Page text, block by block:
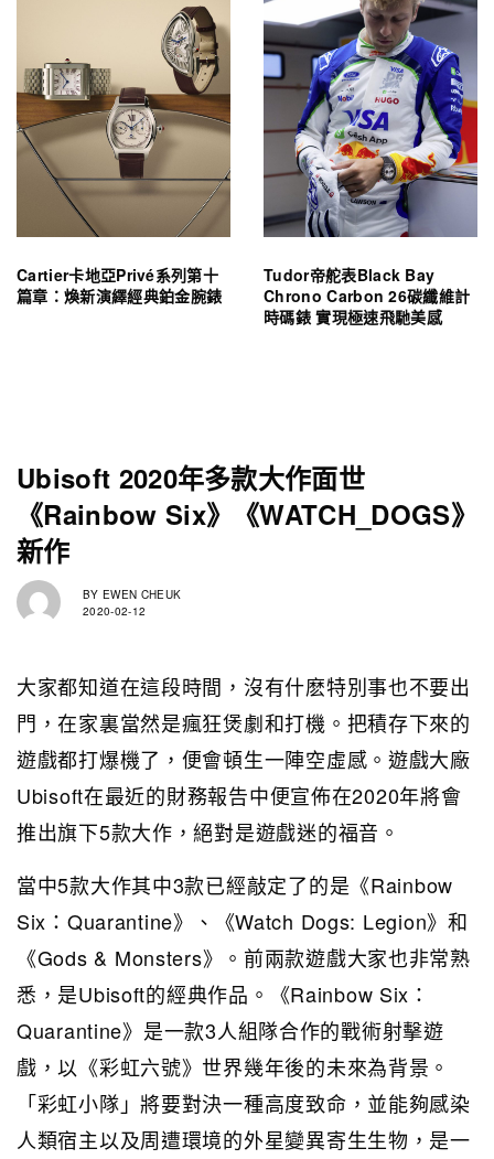
Cartier卡地亞Privé系列第十
篇章：煥新演繹經典鉑金腕錶
Tudor帝舵表Black Bay
Chrono Carbon 26碳纖維計
時碼錶 實現極速飛馳美感
Ubisoft 2020年多款大作面世
《Rainbow Six》《WATCH_DOGS》
新作
BY EWEN CHEUK
2020-02-12
大家都知道在這段時間，沒有什麽特別事也不要出
門，在家裏當然是瘋狂煲劇和打機。把積存下來的
遊戲都打爆機了，便會頓生一陣空虛感。遊戲大廠
Ubisoft在最近的財務報告中便宣佈在2020年將會
推出旗下5款大作，絕對是遊戲迷的福音。
當中5款大作其中3款已經敲定了的是《Rainbow
Six：Quarantine》、《Watch Dogs: Legion》和
《Gods & Monsters》。前兩款遊戲大家也非常熟
悉，是Ubisoft的經典作品。《Rainbow Six：
Quarantine》是一款3人組隊合作的戰術射擊遊
戲，以《彩虹六號》世界幾年後的未來為背景。
「彩虹小隊」將要對決一種高度致命，並能夠感染
人類宿主以及周遭環境的外星變異寄生生物，是一